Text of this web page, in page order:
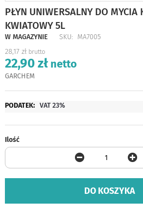
PŁYN UNIWERSALNY DO MYCIA
KWIATOWY 5L
W MAGAZYNIE SKU MA7005
28,17 zł
22,90 zł
GARCHEM
Więcej
VAT 23%
Ilość
DO KOSZYKA
Skip
the
beginning
the
images
gallery